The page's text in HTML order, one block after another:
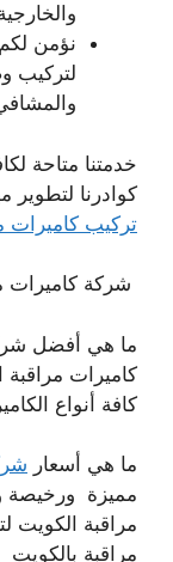
نؤمن
لتركيب
خدمتنا متاحة
كوادرنا
تركيب كاميرات
شركة كاميرات
ما هي أفضل
كاميرات
كافة أنواع
ما هي أسعار
مميزة ورخيصة
مراقبة الكويت
مراقبة بالكويت